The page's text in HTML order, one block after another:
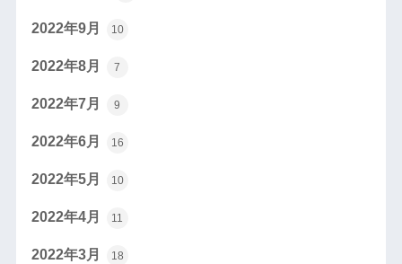
2022年9月 10
2022年8月 7
2022年7月 9
2022年6月 16
2022年5月 10
2022年4月 11
2022年3月 18